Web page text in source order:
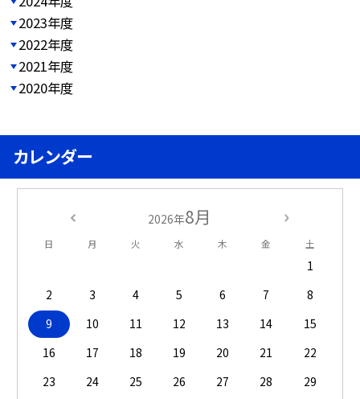
2023年度
2022年度
2021年度
2020年度
カレンダー
2026年8月
日 月 火 水 木 金 土
1
2
3 4 5 6 7
8
9
10 11 12 13 14
15
16
17 18 19 20 21
22
23
24 25 26 27 28
29